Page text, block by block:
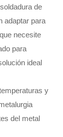
de
adaptar para
necesite
para
ideal
y
del metal